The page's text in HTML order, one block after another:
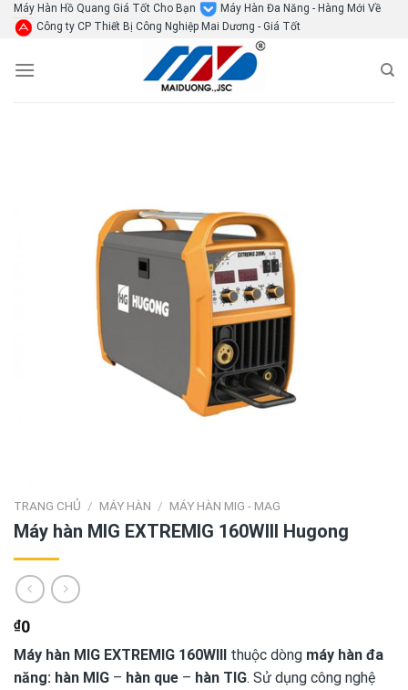
SkipMáy Hàn Hồ Quang Giá Tốt Cho Bạn
Máy Hàn Đa Năng - Hàng Mới Về
Công ty CP Thiết Bị Công Nghiệp Mai Dương - Giá Tốt
TRANG CHỦ / MÁY HÀN / MÁY HÀN MIG - MAG
Máy hàn MIG EXTREMIG 160WIII Hugong
₫0
Máy hàn MIG EXTREMIG 160WIII thuộc dòng máy hàn đa
năng: hàn MIG – hàn que – hàn TIG. Sử dụng công nghệ